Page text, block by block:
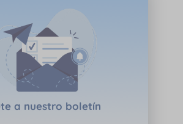
a nuestro boletín